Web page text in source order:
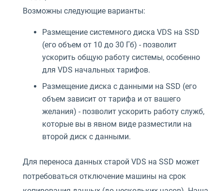
Возможны следующие варианты:
Размещение системного диска VDS на SSD
(его объем от 10 до 30 Гб) - позволит
ускорить общую работу системы, особенно
для VDS начальных тарифов.
Размещение диска с данными на SSD (его
объем зависит от тарифа и от вашего
желания) - позволит ускорить работу служб,
которые вы в явном виде разместили на
второй диск с данными.
Для переноса данных старой VDS на SSD может
потребоваться отключение машины на срок